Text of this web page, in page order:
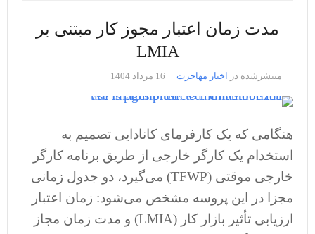
مدت زمان اعتبار مجوز کار مبتنی بر
LMIA
منتشرشده در اخبار مهاجرت 16 مرداد 1404
هنگامی که یک کارفرمای کانادایی تصمیم به
استخدام یک کارگر خارجی از طریق برنامه کارگر
خارجی موقتی (TFWP) می‌گیرد، دو جدول زمانی
مجزا در این پروسه مشخص می‌شود: زمان اعتبار
ارزیابی تأثیر بازار کار (LMIA) و مدت زمان مجاز